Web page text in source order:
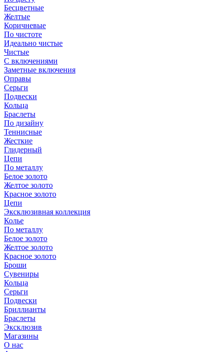
Бесцветные
Желтые
Коричневые
По чистоте
Идеально чистые
Чистые
С включениями
Заметные включения
Оправы
Серьги
Подвески
Кольца
Браслеты
По дизайну
Теннисные
Жесткие
Глидерный
Цепи
По металлу
Белое золото
Желтое золото
Красное золото
Цепи
Эксклюзивная коллекция
Колье
По металлу
Белое золото
Желтое золото
Красное золото
Броши
Сувениры
Кольца
Серьги
Подвески
Бриллианты
Браслеты
Эксклюзив
Магазины
О нас